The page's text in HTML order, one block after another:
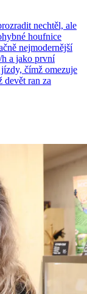
nechtěl, ale
houfnice
nejmodernější
a jako první
čímž omezuje
devět ran za